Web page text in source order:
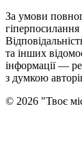
За умови
та інших
інформації —
з думкою
© 2026 "Твоє